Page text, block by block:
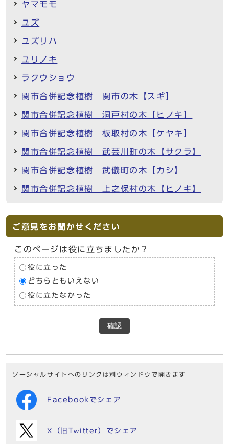
ヤマモモ
ユズ
ユズリハ
ユリノキ
ラクウショウ
関市合併記念植樹 関市の木【スギ】
関市合併記念植樹 洞戸村の木【ヒノキ】
関市合併記念植樹 板取村の木【ケヤキ】
関市合併記念植樹 武芸川町の木【サクラ】
関市合併記念植樹 武儀町の木【カシ】
関市合併記念植樹 上之保村の木【ヒノキ】
ご意見をお聞かせください
このページは役に立ちましたか？
役に立った
どちらともいえない
役に立たなかった
確認
ソーシャルサイトへのリンクは別ウィンドウで開きます
Facebookでシェア
X（旧Twitter）でシェア